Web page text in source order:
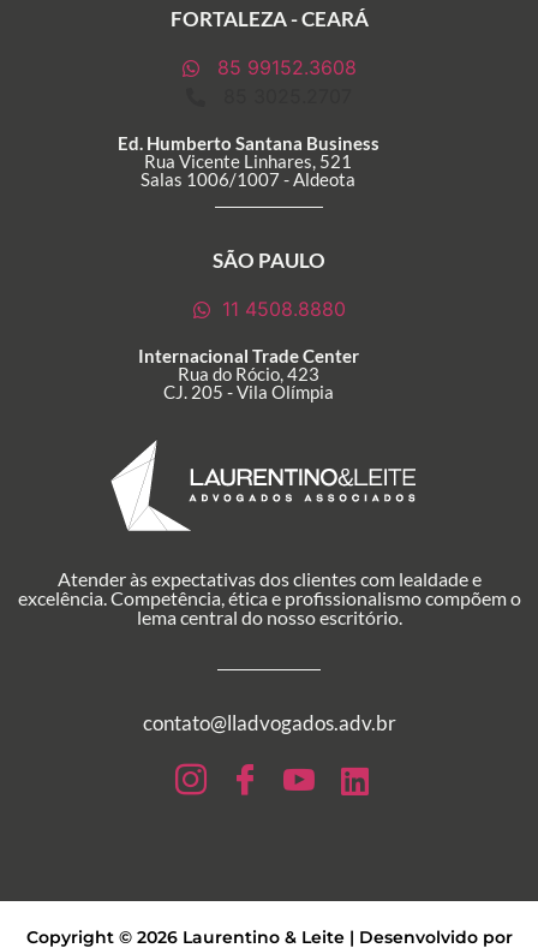
FORTALEZA - CEARÁ
85 99152.3608
Ed. Humberto Santana Business
Rua Vicente Linhares, 521
Salas 1006/1007 - Aldeota
SÃO PAULO
11 4508.8880
Internacional Trade Center
Rua do Rócio, 423
CJ. 205 - Vila Olímpia
Atender às expectativas dos clientes com lealdade e
excelência. Competência, ética e profissionalismo compõem o
lema central do nosso escritório.
contato@lladvogados.adv.br
Copyright © 2026 Laurentino & Leite | Desenvolvido por